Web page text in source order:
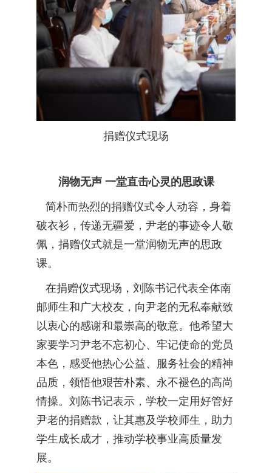
捐赠仪式现场
润物无声 一堂直击心灵的思政课
简朴而热烈的捐赠仪式令人动容，身着
破衣衫，传递无疆爱，尹老的事迹令人敬
佩，捐赠仪式就是一堂润物无声的思政
课。
在捐赠仪式现场，刘陈书记代表全体南
邮师生和广大校友，向尹老的无私奉献致
以衷心的感谢和最崇高的敬意。他希望大
家要学习尹老不忘初心、牢记使命的党员
本色，感受他热心公益、服务社会的精神
品质，领悟他艰苦朴素、永不褪色的高尚
情操。刘陈书记表示，学校一定用好管好
尹老的捐赠款，让其惠及学校师生，助力
学生成长成才，推动学校事业高质量发
展。